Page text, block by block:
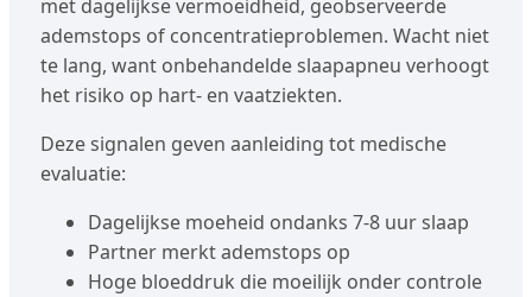
met dagelijkse vermoeidheid, geobserveerde
ademstops of concentratieproblemen. Wacht niet
te lang, want onbehandelde slaapapneu verhoogt
het risiko op hart- en vaatziekten.
Deze signalen geven aanleiding tot medische
evaluatie:
Dagelijkse moeheid ondanks 7-8 uur slaap
Partner merkt ademstops op
Hoge bloeddruk die moeilijk onder controle